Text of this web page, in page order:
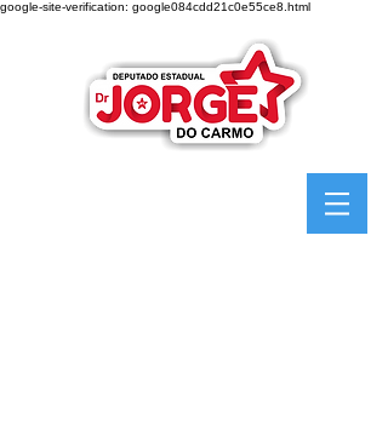
google-site-verification: google084cdd21c0e55ce8.html